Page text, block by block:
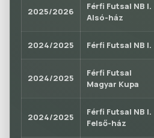
2025/2026
Férfi Futsal NB I.
Alsó-ház
2024/2025 Férfi Futsal NB I.
2024/2025
Férfi Futsal
Magyar Kupa
2024/2025
Férfi Futsal NB I.
Felső-ház